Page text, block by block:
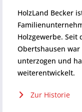
HolzLand Becker
Holzgewerbe. Seit
Obertshausen
unterzogen und
weiterentwickelt.
Zur Historie